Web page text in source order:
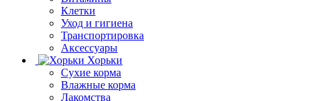
Клетки
Уход и гигиена
Транспортировка
Аксессуары
Хорьки
Сухие корма
Влажные корма
Лакомства